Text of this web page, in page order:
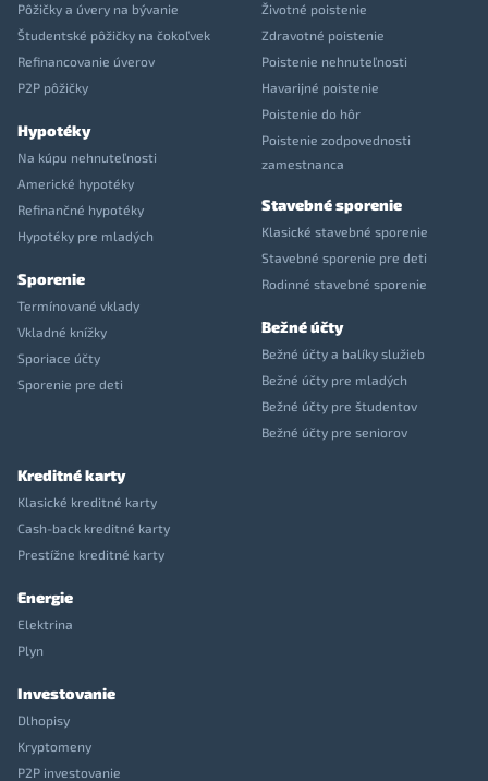
Pôžičky a úvery na bývanie
Študentské pôžičky na čokoľvek
Refinancovanie úverov
P2P pôžičky
Hypotéky
Na kúpu nehnuteľnosti
Americké hypotéky
Refinančné hypotéky
Hypotéky pre mladých
Sporenie
Termínované vklady
Vkladné knížky
Sporiace účty
Sporenie pre deti
Životné poistenie
Zdravotné poistenie
Poistenie nehnuteľnosti
Havarijné poistenie
Poistenie do hôr
Poistenie zodpovednosti
zamestnanca
Stavebné sporenie
Klasické stavebné sporenie
Stavebné sporenie pre deti
Rodinné stavebné sporenie
Bežné účty
Bežné účty a balíky služieb
Bežné účty pre mladých
Bežné účty pre študentov
Bežné účty pre seniorov
Kreditné karty
Klasické kreditné karty
Cash-back kreditné karty
Prestížne kreditné karty
Energie
Elektrina
Plyn
Investovanie
Dlhopisy
Kryptomeny
P2P investovanie